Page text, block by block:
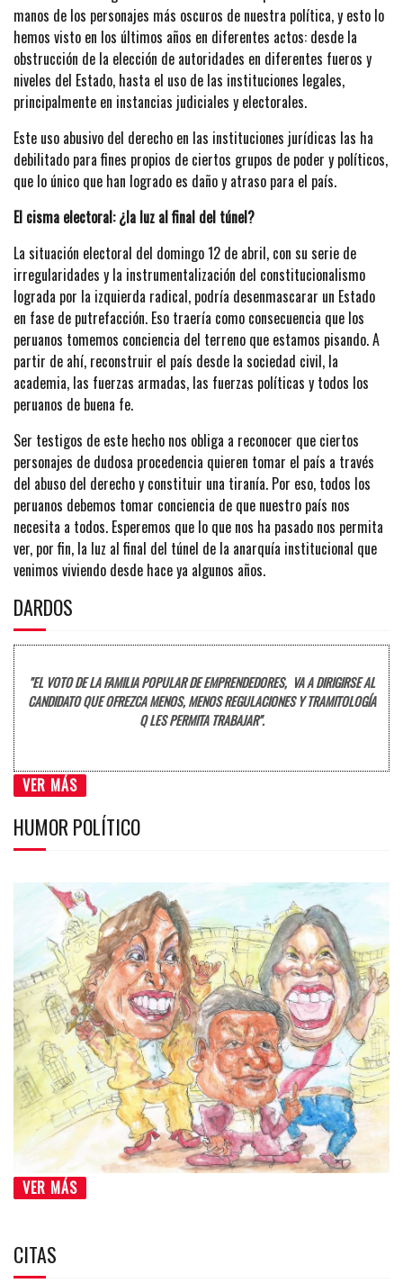
manos de los personajes más oscuros de nuestra política, y esto lo
hemos visto en los últimos años en diferentes actos: desde la
obstrucción de la elección de autoridades en diferentes fueros y
niveles del Estado, hasta el uso de las instituciones legales,
principalmente en instancias judiciales y electorales.
Este uso abusivo del derecho en las instituciones jurídicas las ha
debilitado para fines propios de ciertos grupos de poder y políticos,
que lo único que han logrado es daño y atraso para el país.
El cisma electoral: ¿la luz al final del túnel?
La situación electoral del domingo 12 de abril, con su serie de
irregularidades y la instrumentalización del constitucionalismo
lograda por la izquierda radical, podría desenmascarar un Estado
en fase de putrefacción. Eso traería como consecuencia que los
peruanos tomemos conciencia del terreno que estamos pisando. A
partir de ahí, reconstruir el país desde la sociedad civil, la
academia, las fuerzas armadas, las fuerzas políticas y todos los
peruanos de buena fe.
Ser testigos de este hecho nos obliga a reconocer que ciertos
personajes de dudosa procedencia quieren tomar el país a través
del abuso del derecho y constituir una tiranía. Por eso, todos los
peruanos debemos tomar conciencia de que nuestro país nos
necesita a todos. Esperemos que lo que nos ha pasado nos permita
ver, por fin, la luz al final del túnel de la anarquía institucional que
venimos viviendo desde hace ya algunos años.
DARDOS
"EL VOTO DE LA FAMILIA POPULAR DE EMPRENDEDORES, VA A DIRIGIRSE AL
CANDIDATO QUE OFREZCA MENOS, MENOS REGULACIONES Y TRAMITOLOGÍA
Q LES PERMITA TRABAJAR".
VER MÁS
HUMOR POLÍTICO
VER MÁS
CITAS